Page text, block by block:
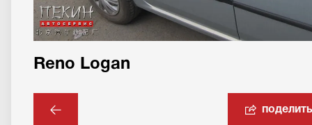
Reno Logan